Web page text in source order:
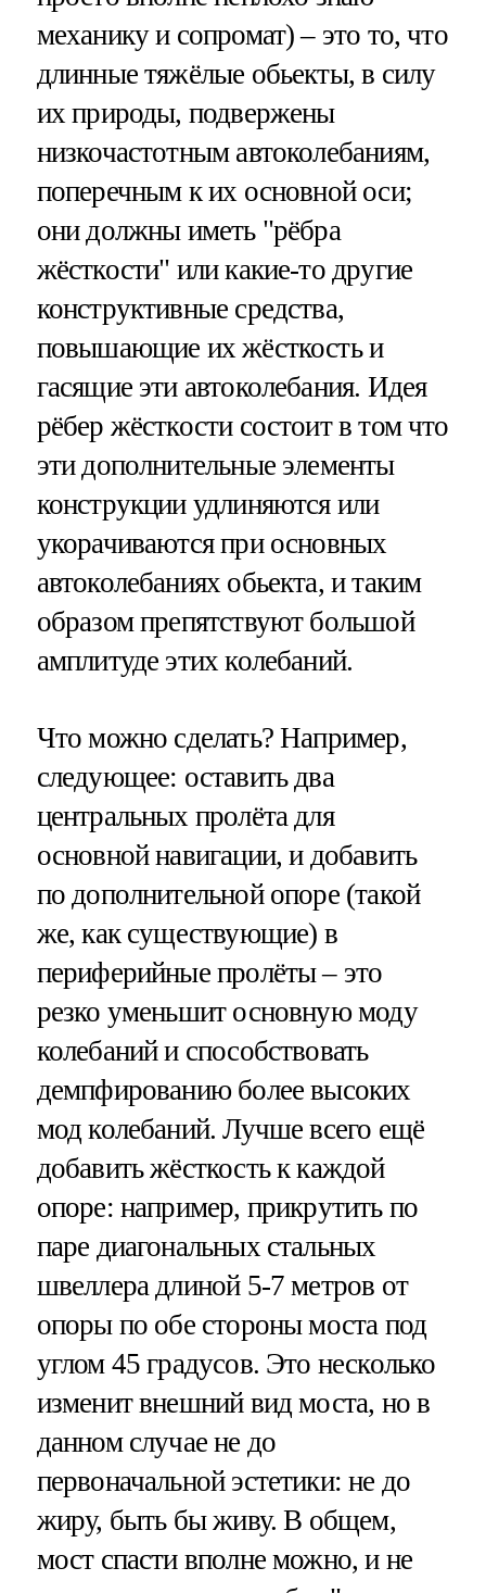
механику и сопромат) – это то, что
длинные тяжёлые обьекты, в силу
их природы, подвержены
низкочастотным автоколебаниям,
поперечным к их основной оси;
они должны иметь "рёбра
жёсткости" или какие-то другие
конструктивные средства,
повышающие их жёсткость и
гасящие эти автоколебания. Идея
рёбер жёсткости состоит в том что
эти дополнительные элементы
конструкции удлиняются или
укорачиваются при основных
автоколебаниях обьекта, и таким
образом препятствуют большой
амплитуде этих колебаний.
Что можно сделать? Например,
следующее: оставить два
центральных пролёта для
основной навигации, и добавить
по дополнительной опоре (такой
же, как существующие) в
периферийные пролёты – это
резко уменьшит основную моду
колебаний и способствовать
демпфированию более высоких
мод колебаний. Лучше всего ещё
добавить жёсткость к каждой
опоре: например, прикрутить по
паре диагональных стальных
швеллера длиной 5-7 метров от
опоры по обе стороны моста под
углом 45 градусов. Это несколько
изменит внешний вид моста, но в
данном случае не до
первоначальной эстетики: не до
жиру, быть бы живу. В общем,
мост спасти вполне можно, и не